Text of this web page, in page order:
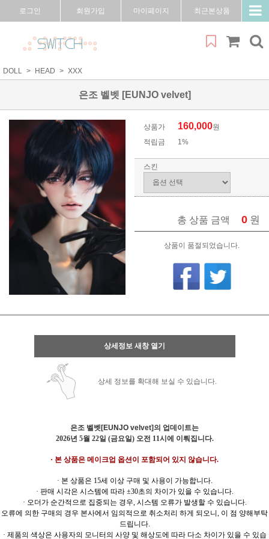
로그인 회원가입 마이페이지 최근본상품
DOLL HEAD XXX
은조 벨벳 [EUNJO velvet]
상품가 160,000원
적립금
1%
스킨
총 상품 금액 0 원
상품이 품절되었습니다.
상세정보 새창 열기
상세 정보를 확대해 보실 수 있습니다.
은조 벨벳[EUNJO velvet]의 업데이트는
2026년 5월 22일 (금요일) 오전 11시에 이뤄집니다.
· 본 상품은 메이크업 옵션이 포함되어 있지 않습니다.
· 본 상품은 15세 이상 구매 및 사용이 가능합니다.
· 판매 시각은 시스템에 따라 ±30초의 차이가 있을 수 있습니다.
· 오더가 순간적으로 집중되는 경우, 시스템 오류가 발생할 수 있습니다.
오류에 의한 구매의 경우 본사에서 임의적으로 취소처리 하게 되오니, 이 점 양해부탁
드립니다.
· 제품의 색상은 사용자의 모니터의 사양 및 해상도에 따라 다소 차이가 있을 수 있습